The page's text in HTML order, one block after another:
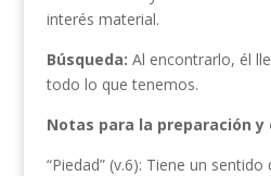
interés material.
Búsqueda: Al encontrarlo, él
todo lo que tenemos.
Notas para la preparación y
“Piedad” (v.6): Tiene un